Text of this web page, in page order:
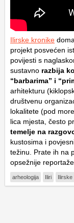
Ilirske kronike
projekt posvećen
povijesti s
sustavno razbija
“barbarima” i
arhitekturu
društvenu
lokalitete (pod
lica mjesta, često
temelje na
kustosima i
težinu. Prate ih na
opsežnije
arheologija Iliri Ilirske